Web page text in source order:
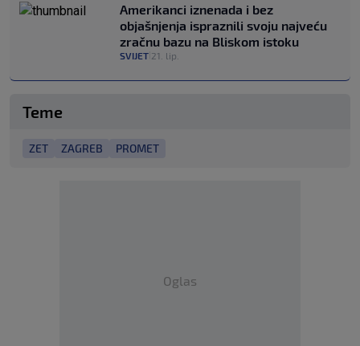
Amerikanci iznenada i bez
objašnjenja ispraznili svoju najveću
zračnu bazu na Bliskom istoku
SVIJET 21. lip.
Teme
ZET ZAGREB PROMET
Oglas